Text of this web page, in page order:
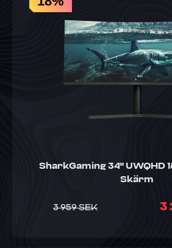
SharkGaming 34" UWQHD
Skärm
3
3 959 SEK